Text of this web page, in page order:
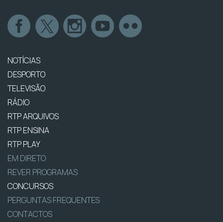
NOTÍCIAS
DESPORTO
TELEVISÃO
RÁDIO
RTP ARQUIVOS
RTP ENSINA
RTP PLAY
EM DIRETO
REVER PROGRAMAS
CONCURSOS
PERGUNTAS FREQUENTES
CONTACTOS